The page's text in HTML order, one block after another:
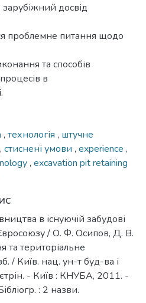
зарубіжний досвід
проблемне питання щодо
та способів
в
, технологія , штучне
, стиснені умови , experience ,
, excavation pit retaining
в існуючій забудові
/ О. Ф. Осипов, Д. В.
та територіальне
/ Київ. нац. ун-т буд-ва і
- Київ : КНУБА, 2011. -
: 2 назви.